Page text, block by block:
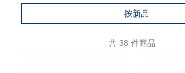
按新品
共 38 件商品